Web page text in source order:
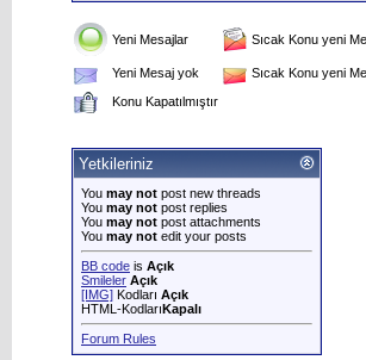
Yeni Mesajlar Sıcak Konu yeni
Yeni Mesaj yok
Sıcak Konu yeni
Konu Kapatılmıştır
Yetkileriniz
You may not post new threads
You may not post replies
You may not post attachments
You may not edit your posts
BB code is Açık
Smileler Açık
[IMG] Kodları Açık
HTML-KodlarıKapalı
Forum Rules